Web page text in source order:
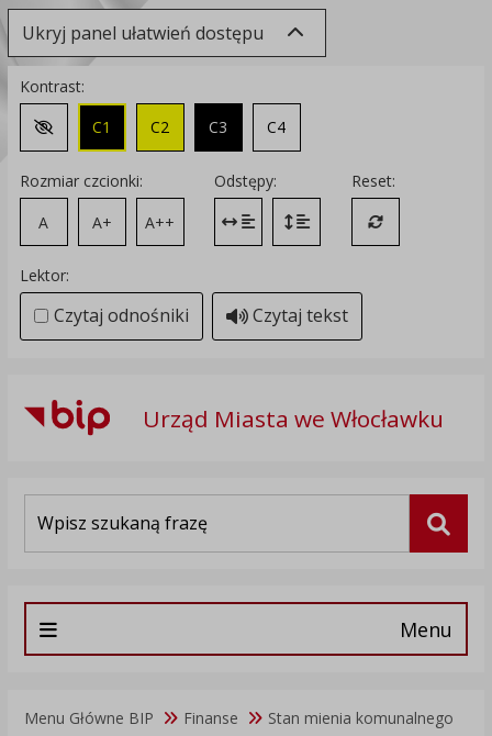
Ukryj panel ułatwień dostępu
Kontrast:
Zmień kontrast na domyślny
C1 C2 C3 C4
Rozmiar czcionki:
A
A+ A++
Odstępy:
Zmień odstęp między literami
Zmień interlinię i margines
Reset:
Przywróć
Lektor:
Czytaj odnośniki Czytaj tekst
Urząd Miasta we Włocławku
Menu
Menu Główne BIP Finanse Stan mienia komunalnego